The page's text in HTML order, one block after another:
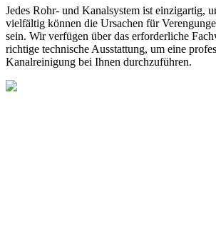
Jedes Rohr- und Kanalsystem ist einzigartig,
vielfältig können die Ursachen für
sein. Wir verfügen über das erforderliche
richtige technische Ausstattung, um eine
Kanalreinigung bei Ihnen durchzuführen.